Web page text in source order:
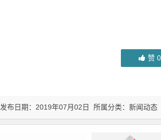
赞0
发布日期：2019年07月02日 所属分类： 新闻动态